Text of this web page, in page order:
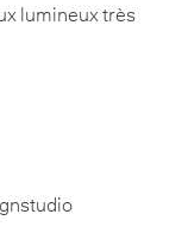
lumineux très